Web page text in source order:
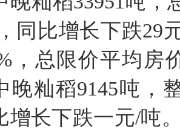
同比增长下跌29
，总限价平均房
晚籼稻9145吨，
增长下跌一元/吨